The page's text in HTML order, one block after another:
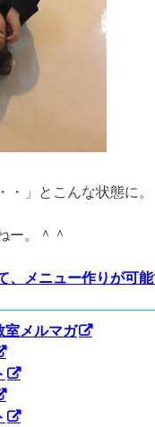
・」とこんな状態に。
ー。＾＾
、メニュー作りが可
室メルマガ